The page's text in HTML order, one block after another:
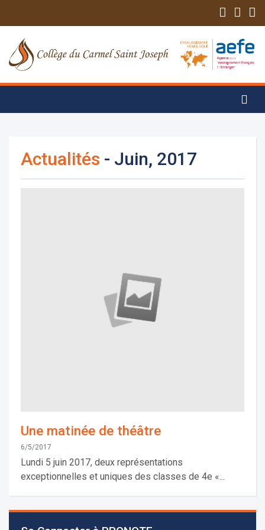
Actualités - Juin, 2017
Une matinée de théâtre
6/5/2017
Lundi 5 juin 2017, deux représentations
exceptionnelles et uniques des classes de 4e «...